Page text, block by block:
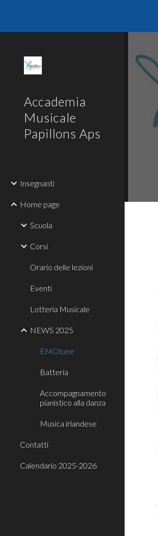
Accademia
Musicale
Papillons Aps
Insegnanti
Home page
Scuola
Corsi
Orario delle lezioni
Eventi
Lotteria Musicale
NEWS 2025
EMOtune
Batteria
Accompagnamento
pianistico alla danza
Musica irlandese
Contatti
Calendario 2025-2026